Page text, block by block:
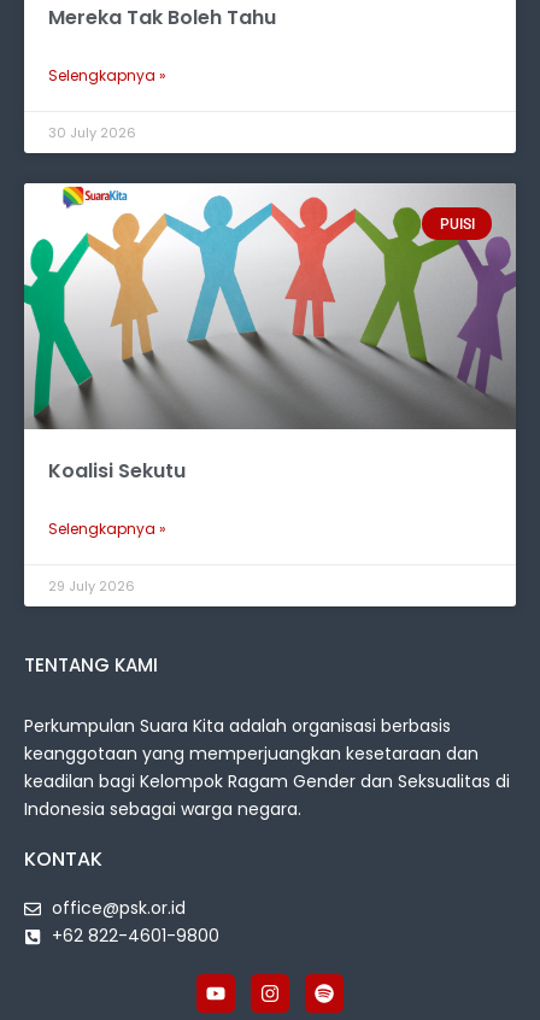
Mereka Tak Boleh Tahu
Selengkapnya »
30 July 2026
PUISI
Koalisi Sekutu
Selengkapnya »
29 July 2026
TENTANG KAMI
Perkumpulan Suara Kita adalah organisasi berbasis
keanggotaan yang memperjuangkan kesetaraan dan
keadilan bagi Kelompok Ragam Gender dan Seksualitas di
Indonesia sebagai warga negara.
KONTAK
office@psk.or.id
+62 822-4601-9800